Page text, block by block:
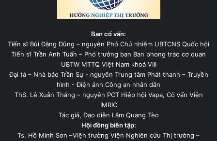
Ban cố vấn:
Tiến sĩ Bùi Đặng Dũng – nguyên Phó Chủ nhiệm UBTCNS Quốc hội
Tiến sĩ Trần Anh Tuấn – Phó trưởng ban Ban phong trào cơ quan
UBTW MTTQ Việt Nam khoá VIII
Đại tá – Nhà báo Trần Sự - nguyên Trung tâm Phát thanh – Truyền
hình - Điện ảnh Công an nhân dân
ThS. Lê Xuân Thăng – nguyên PCT Hiệp hội Vapa, Cố vấn Viện
IMRIC
Tác giả, Đạo diễn Lâm Quang Tèo
Hội đồng biên tập:
Ts. Hồ Minh Sơn –Viện trưởng Viện Nghiên cứu Thị trường –